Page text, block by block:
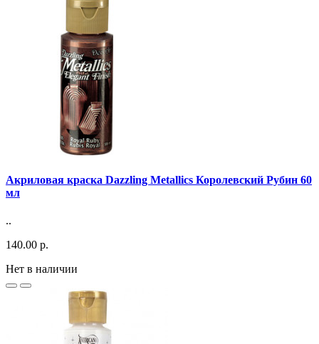
Акриловая краска Dazzling Metallics Королевский Рубин 60
мл
..
140.00 р.
Нет в наличии